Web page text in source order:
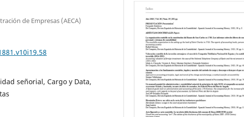
de Empresas (AECA)
señorial, Cargo y Data,